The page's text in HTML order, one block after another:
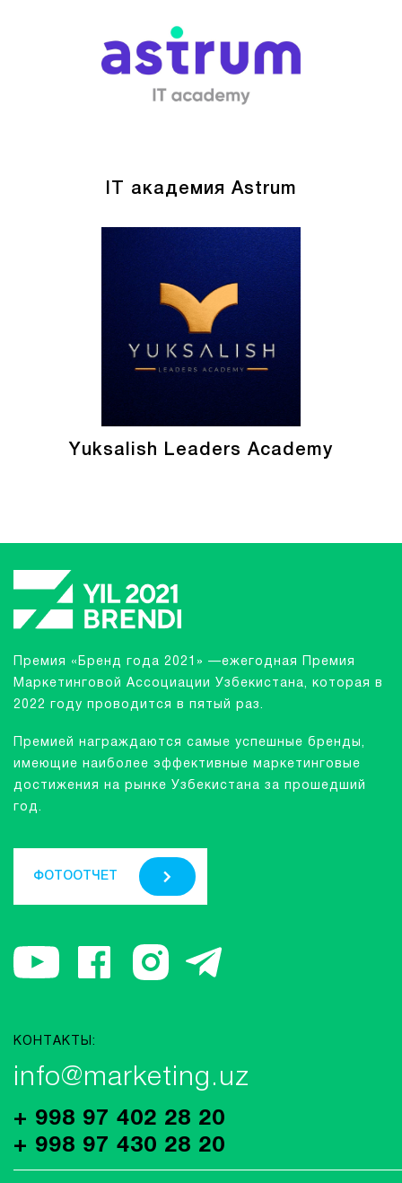
IT академия Astrum
Yuksalish Leaders Academy
Премия «Бренд года 2021» —ежегодная Премия
Маркетинговой Ассоциации Узбекистана, которая в
2022 году проводится в пятый раз.
Премией награждаются самые успешные бренды,
имеющие наиболее эффективные маркетинговые
достижения на рынке Узбекистана за прошедший
год.
ФОТООТЧЕТ
КОНТАКТЫ:
info@marketing.uz
+ 998 97 402 28 20
+ 998 97 430 28 20